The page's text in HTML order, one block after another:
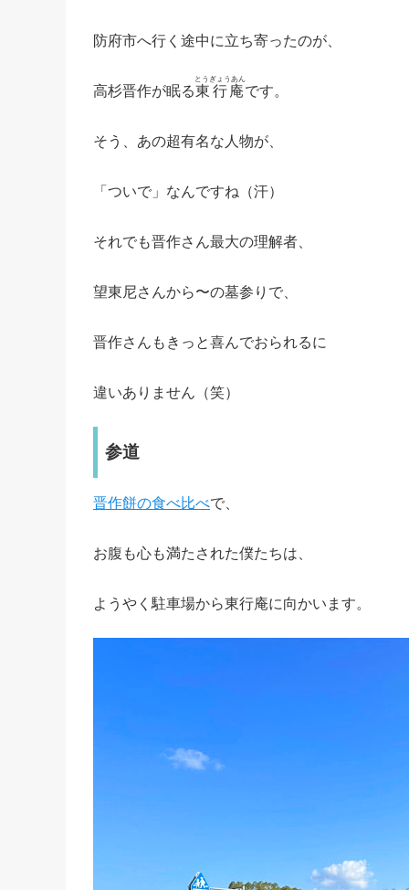
防府市へ行く途中に立ち寄ったのが、
高杉晋作が眠る東行庵
とうぎょうあん
です。
そう、あの超有名な人物が、
「ついで」なんですね（汗）
それでも晋作さん最大の理解者、
望東尼さんから〜の墓参りで、
晋作さんもきっと喜んでおられるに
違いありません（笑）
参道
晋作餅の食べ比べで、
お腹も心も満たされた僕たちは、
ようやく駐車場から東行庵に向かいます。